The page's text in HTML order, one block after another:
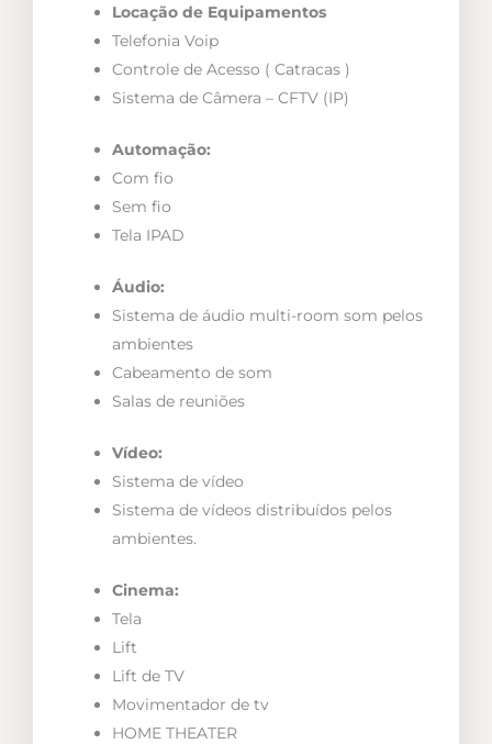
Locação de Equipamentos
Telefonia Voip
Controle de Acesso ( Catracas )
Sistema de Câmera – CFTV (IP)
Automação:
Com fio
Sem fio
Tela IPAD
Áudio:
Sistema de áudio multi-room som pelos
ambientes
Cabeamento de som
Salas de reuniões
Vídeo:
Sistema de vídeo
Sistema de vídeos distribuídos pelos
ambientes.
Cinema:
Tela
Lift
Lift de TV
Movimentador de tv
HOME THEATER